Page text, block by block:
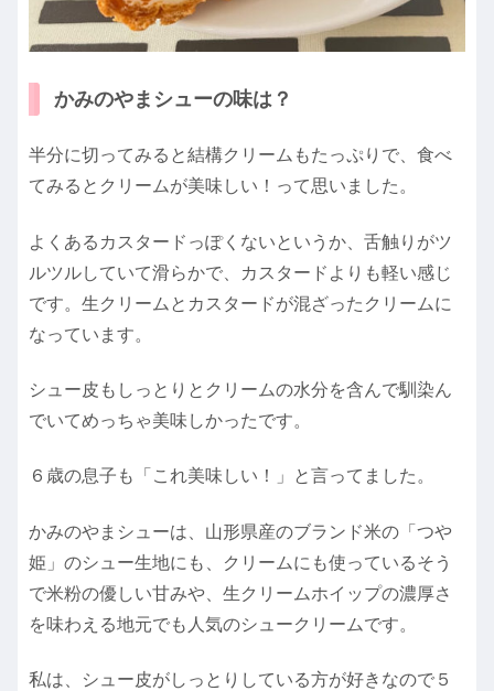
かみのやまシューの味は？
半分に切ってみると結構クリームもたっぷりで、食べ
てみるとクリームが美味しい！って思いました。
よくあるカスタードっぽくないというか、舌触りがツ
ルツルしていて滑らかで、カスタードよりも軽い感じ
です。生クリームとカスタードが混ざったクリームに
なっています。
シュー皮もしっとりとクリームの水分を含んで馴染ん
でいてめっちゃ美味しかったです。
６歳の息子も「これ美味しい！」と言ってました。
かみのやまシューは、山形県産のブランド米の「つや
姫」のシュー生地にも、クリームにも使っているそう
で米粉の優しい甘みや、生クリームホイップの濃厚さ
を味わえる地元でも人気のシュークリームです。
私は、シュー皮がしっとりしている方が好きなので５